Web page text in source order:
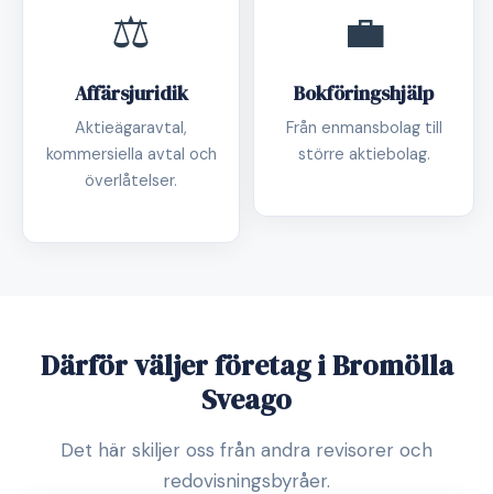
⚖️
Affärsjuridik
Aktieägaravtal,
kommersiella avtal och
överlåtelser.
💼
Bokföringshjälp
Från enmansbolag till
större aktiebolag.
Därför väljer företag i Bromölla
Sveago
Det här skiljer oss från andra revisorer och
redovisningsbyråer.